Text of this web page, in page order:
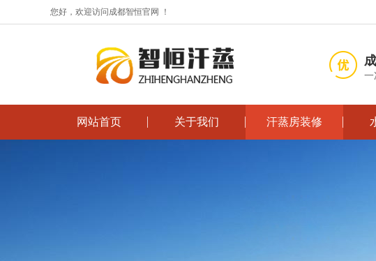
您好，欢迎访问成都智恒官网 ！
一
网站首页 关于我们 汗蒸房装修